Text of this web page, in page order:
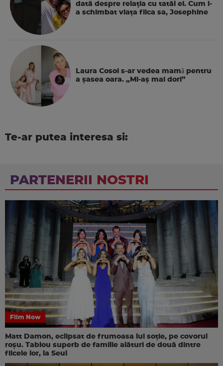
dată despre relația cu tatăl ei. Cum i-
a schimbat viața fiica sa, Josephine
Laura Cosoi s-ar vedea mamǎ pentru
a şasea oara. „Mi-aș mai dori”
Te-ar putea interesa si:
PARTENERII NOSTRI
Film Now
Matt Damon, eclipsat de frumoasa lui soție, pe covorul
roșu. Tablou superb de familie alături de două dintre
fiicele lor, la Seul